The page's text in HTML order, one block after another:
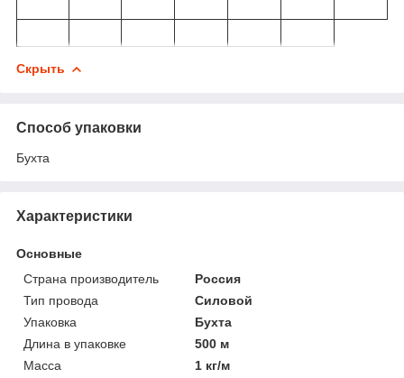
Скрыть
Способ упаковки
Бухта
Характеристики
Основные
Страна производитель
Россия
Тип провода
Силовой
Упаковка
Бухта
Длина в упаковке
500 м
Масса
1 кг/м